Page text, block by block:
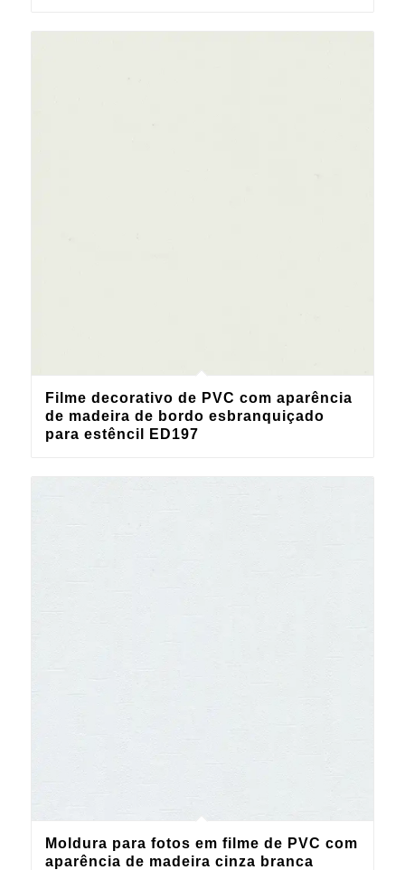
Filme decorativo de PVC com aparência
de madeira de bordo esbranquiçado
para estêncil ED197
Moldura para fotos em filme de PVC com
aparência de madeira cinza branca